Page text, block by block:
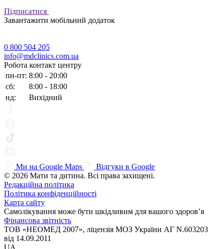
Підписатися
Завантажити мобільний додаток
0 800 504 205
info@mdclinics.com.ua
Робота контакт центру
пн-пт: 8:00 - 20:00
сб:
8:00 - 18:00
нд:
Вихідний
Ми на Google Maps
Відгуки в Google
© 2026 Мати та дитина. Всі права захищені.
Редакційна політика
Політика конфіденційності
Карта сайту
Самолікування може бути шкідливим для вашого здоров’я
Фінансова звітність
ТОВ «НЕОМЕД 2007», ліцензія МОЗ України АГ N.603203
від 14.09.2011